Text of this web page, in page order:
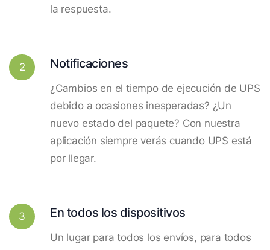
la respuesta.
2 Notificaciones
¿Cambios en el tiempo de ejecución de UPS
debido a ocasiones inesperadas? ¿Un
nuevo estado del paquete? Con nuestra
aplicación siempre verás cuando UPS está
por llegar.
3 En todos los dispositivos
Un lugar para todos los envíos, para todos